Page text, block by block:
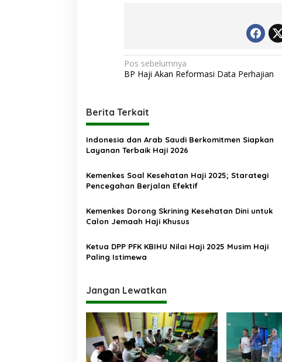
N
a
i
g
a
i
o
s
Pos sebelumnya
BP Haji Akan Reformasi Data Perhajian
Berita Terkait
Indonesia dan Arab Saudi Berkomitmen Siapkan
Layanan Terbaik Haji 2026
Kemenkes Soal Kesehatan Haji 2025; Starategi
Pencegahan Berjalan Efektif
Kemenkes Dorong Skrining Kesehatan Dini untuk
Calon Jemaah Haji Khusus
Ketua DPP PFK KBIHU Nilai Haji 2025 Musim Haji
Paling Istimewa
Jangan Lewatkan